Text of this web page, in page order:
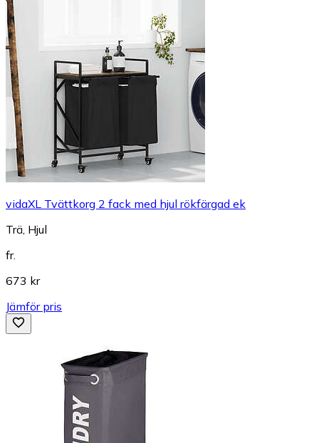
vidaXL Tvättkorg 2 fack med hjul rökfärgad ek
Trä, Hjul
fr.
673 kr
Jämför pris